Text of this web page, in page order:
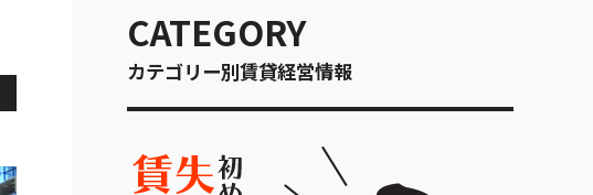
CATEGORY
カテゴリー別賃貸経営情報